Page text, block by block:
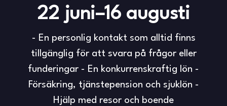
22 juni–16 augusti
- En personlig kontakt som alltid finns
tillgänglig för att svara på frågor eller
funderingar - En konkurrenskraftig lön -
Försäkring, tjänstepension och sjuklön -
Hjälp med resor och boende